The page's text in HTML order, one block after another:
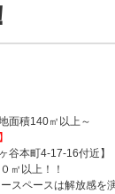
面積140㎡以上～
谷本町4-17-16付近】
㎡以上！！
スペースは解放感を